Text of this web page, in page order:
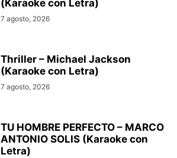
(Karaoke con Letra)
7 agosto, 2026
Thriller – Michael Jackson
(Karaoke con Letra)
7 agosto, 2026
TU HOMBRE PERFECTO – MARCO
ANTONIO SOLIS (Karaoke con
Letra)